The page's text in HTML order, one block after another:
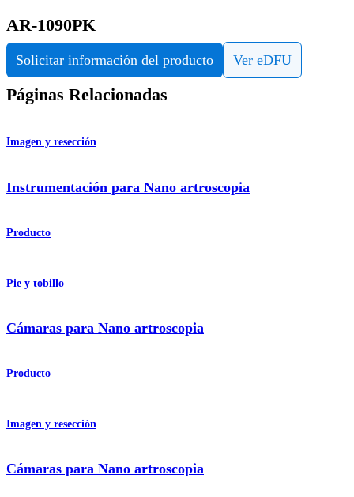
AR-1090PK
Solicitar información del producto Ver eDFU
Páginas Relacionadas
Imagen y resección
Instrumentación para Nano artroscopia
Producto
Pie y tobillo
Cámaras para Nano artroscopia
Producto
Imagen y resección
Cámaras para Nano artroscopia